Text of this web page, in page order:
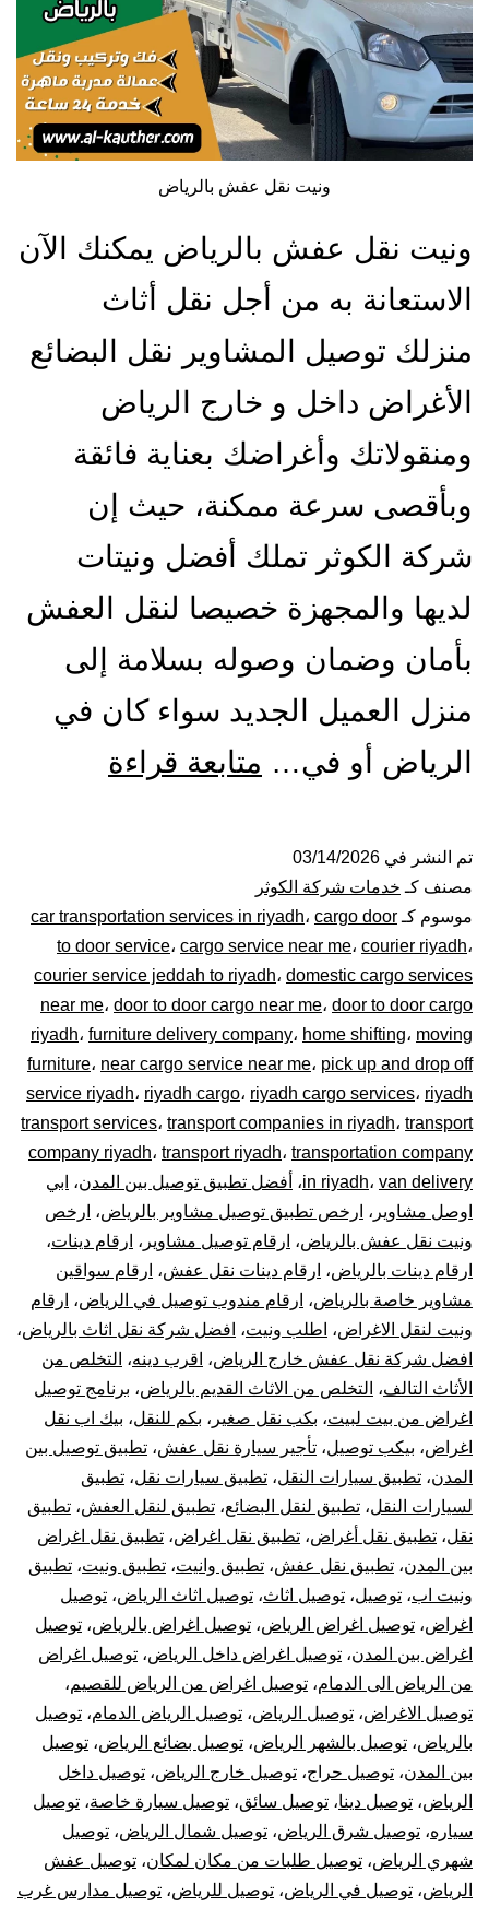
ونيت نقل عفش بالرياض
ونيت نقل عفش بالرياض يمكنك الآن
الاستعانة به من أجل نقل أثاث
منزلك توصيل المشاوير نقل البضائع
الأغراض داخل و خارج الرياض
ومنقولاتك وأغراضك بعناية فائقة
وبأقصى سرعة ممكنة، حيث إن
شركة الكوثر تملك أفضل ونيتات
لديها والمجهزة خصيصا لنقل العفش
بأمان وضمان وصوله بسلامة إلى
منزل العميل الجديد سواء كان في
الرياض أو في… متابعة قراءة
بالرياض|
–
توصيل
نقل
البضائع
الأغراض
داخل
و
خارج
الرياض
تم النشر في 03/14/2026
مصنف كـ خدمات شركة الكوثر
موسوم كـ
car transportation services in riyadh، cargo door
to door service، cargo service near me، courier riyadh،
courier service jeddah to riyadh، domestic cargo services
near me، door to door cargo near me، door to door cargo
riyadh، furniture delivery company، home shifting، moving
furniture، near cargo service near me، pick up and drop off
service riyadh، riyadh cargo، riyadh cargo services، riyadh
transport services، transport companies in riyadh، transport
company riyadh، transport riyadh، transportation company
in riyadh، van delivery ، أفضل تطبيق توصيل بين المدن، ابي
اوصل مشاوير ، ارخص تطبيق توصيل مشاوير بالرياض، ارخص
ونيت نقل عفش بالرياض، ارقام توصيل مشاوير ، ارقام دينات،
ارقام دينات بالرياض، ارقام دينات نقل عفش، ارقام سواقين
مشاوير خاصة بالرياض، ارقام مندوب توصيل في الرياض، ارقام
ونيت لنقل الاغراض، اطلب ونيت، افضل شركة نقل اثاث بالرياض،
افضل شركة نقل عفش خارج الرياض، اقرب دينه، التخلص من
الأثاث التالف، التخلص من الاثاث القديم بالرياض، برنامج توصيل
اغراض من بيت لبيت، بكب نقل صغير ، بكم للنقل، بيك اب نقل
اغراض، بيكب توصيل، تأجير سيارة نقل عفش، تطبيق توصيل بين
المدن، تطبيق سيارات النقل، تطبيق سيارات نقل، تطبيق
لسيارات النقل، تطبيق لنقل البضائع، تطبيق لنقل العفش، تطبيق
نقل، تطبيق نقل أغراض، تطبيق نقل اغراض، تطبيق نقل اغراض
بين المدن، تطبيق نقل عفش، تطبيق وانيت، تطبيق ونيت، تطبيق
ونيت اب، توصيل، توصيل اثاث، توصيل اثاث الرياض، توصيل
اغراض، توصيل اغراض الرياض، توصيل اغراض بالرياض، توصيل
اغراض بين المدن، توصيل اغراض داخل الرياض، توصيل اغراض
من الرياض الى الدمام، توصيل اغراض من الرياض للقصيم،
توصيل الاغراض، توصيل الرياض، توصيل الرياض الدمام، توصيل
بالرياض، توصيل بالشهر الرياض، توصيل بضائع الرياض، توصيل
بين المدن، توصيل حراج، توصيل خارج الرياض، توصيل داخل
الرياض، توصيل دينا، توصيل سائق، توصيل سيارة خاصة، توصيل
سياره، توصيل شرق الرياض، توصيل شمال الرياض، توصيل
شهري الرياض، توصيل طلبات من مكان لمكان، توصيل عفش
الرياض، توصيل في الرياض، توصيل للرياض، توصيل مدارس غرب